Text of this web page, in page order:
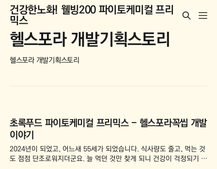
건강한노화! 웰빙200 파이토케미컬 프리
믹스
헬스포라 개발기획스토리
헬스포라 개발기획스토리
초록푸드 파이토케미컬 프리믹스 - 헬스포라꼭씹 개발
이야기
2024년이 되었고, 어느새 55세가 되었습니다. 식사량도 줄고, 먹는 것
도 점점 단조로워지더군요. 늘 먹던 것만 찾게 되니 건강이 걱정되기 시